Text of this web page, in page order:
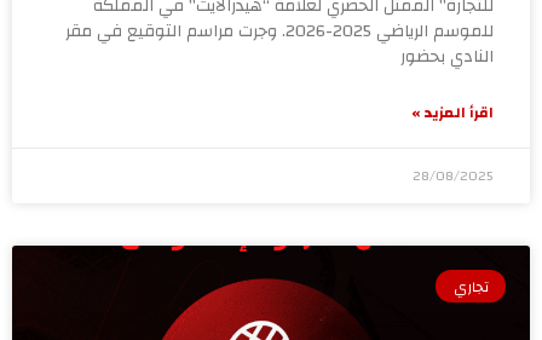
للتجارة” الممثل الحصري لعلامة “هيدرالايت” في المملكة
للموسم الرياضي 2025-2026. وجرت مراسم التوقيع في مقر
النادي بحضور
اقرأ المزيد »
28/08/2025
تجاري